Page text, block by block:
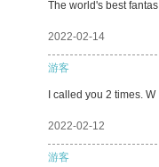
The world's best fantas
2022-02-14
游客
I called you 2 times. W
2022-02-12
游客